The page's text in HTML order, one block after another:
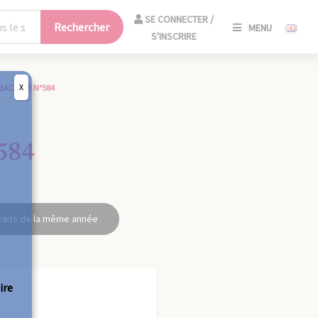
Rechercher
SE CONNECTER /
S'INSCRIRE
MENU
1955 N°584
de la même année
X